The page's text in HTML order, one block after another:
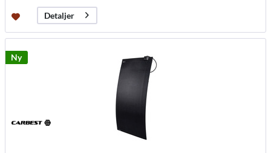
Detaljer
Ny